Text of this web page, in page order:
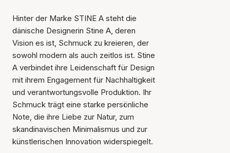
Hinter der Marke STINE A steht die
dänische Designerin Stine A, deren
Vision es ist, Schmuck zu kreieren, der
sowohl modern als auch zeitlos ist. Stine
A verbindet ihre Leidenschaft für Design
mit ihrem Engagement für Nachhaltigkeit
und verantwortungsvolle Produktion. Ihr
Schmuck trägt eine starke persönliche
Note, die ihre Liebe zur Natur, zum
skandinavischen Minimalismus und zur
künstlerischen Innovation widerspiegelt.